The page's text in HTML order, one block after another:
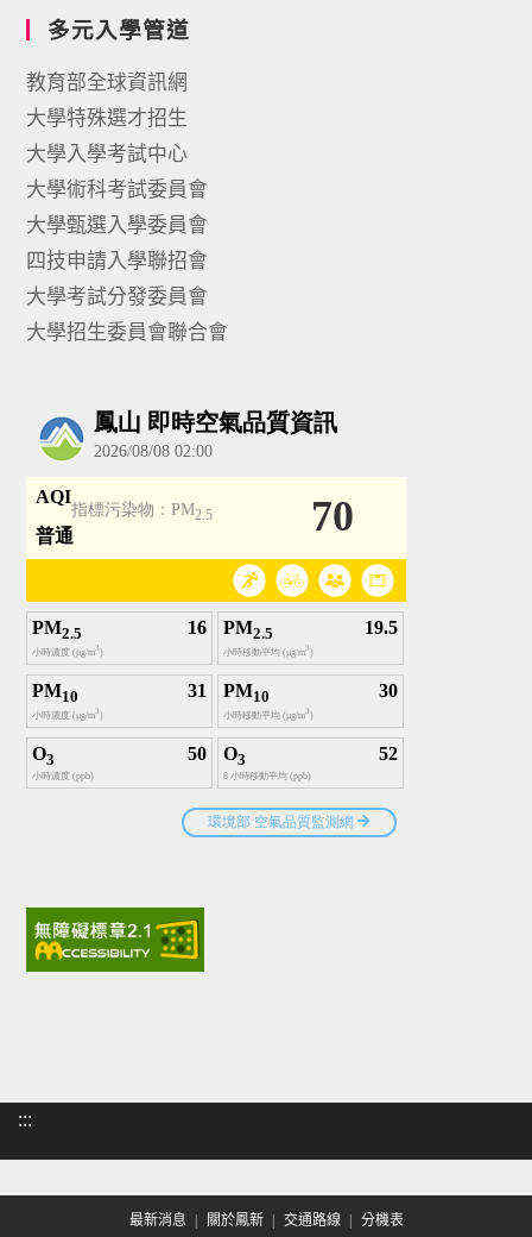
多元入學管道
教育部全球資訊網
大學特殊選才招生
大學入學考試中心
大學術科考試委員會
大學甄選入學委員會
四技申請入學聯招會
大學考試分發委員會
大學招生委員會聯合會
:::
最新消息 關於鳳新 交通路線 分機表